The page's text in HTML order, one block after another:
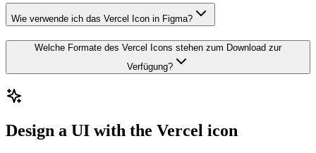
Wie verwende ich das Vercel Icon in Figma?
Welche Formate des Vercel Icons stehen zum Download zur
Verfügung?
Design a UI with the Vercel icon